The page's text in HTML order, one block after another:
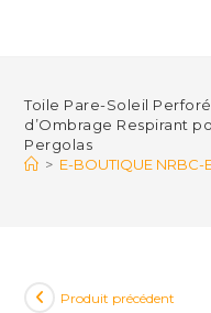
Toile Pare-Soleil
d’Ombrage Respirant
Pergolas
> E-BOUTIQUE NRBC-
Produit précédent